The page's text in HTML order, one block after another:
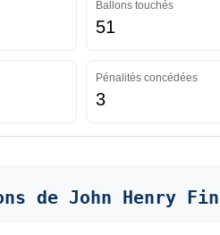
Ballons touchés
51
Pénalités concédées
3
de John Henry